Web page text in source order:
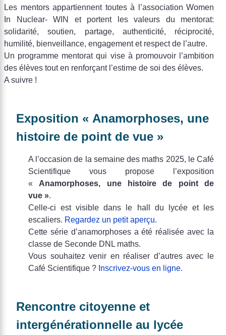
Les mentors appartiennent toutes à l’association Women
In Nuclear- WIN et portent les valeurs du mentorat:
solidarité, soutien, partage, authenticité, réciprocité,
humilité, bienveillance, engagement et respect de l’autre.
Un programme mentorat qui vise à promouvoir l’ambition
des élèves tout en renforçant l’estime de soi des élèves.
A suivre !
Exposition « Anamorphoses, une
histoire de point de vue »
A l’occasion de la semaine des maths 2025, le Café
Scientifique vous propose l’exposition
« Anamorphoses, une histoire de point de
vue ».
Celle-ci est visible dans le hall du lycée et les
escaliers. Regardez un petit aperçu.
Cette série d’anamorphoses a été réalisée avec la
classe de Seconde DNL maths.
Vous souhaitez venir en réaliser d’autres avec le
Café Scientifique ? Inscrivez-vous en ligne.
Rencontre citoyenne et
intergénérationnelle au lycée